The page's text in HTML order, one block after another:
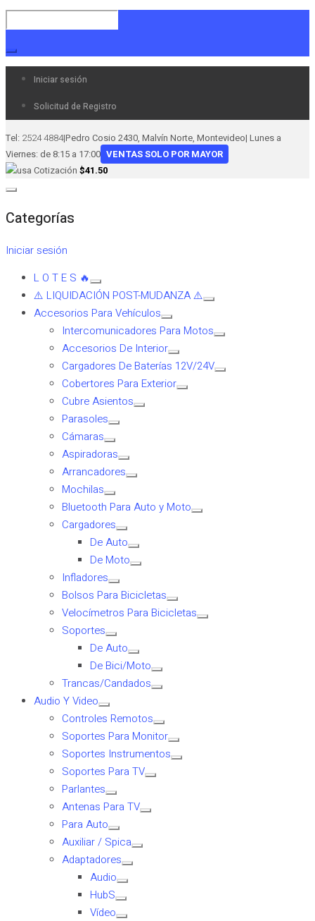
Iniciar sesión
Solicitud de Registro
Tel: 2524 4884|Pedro Cosio 2430, Malvín Norte, Montevideo| Lunes a
Viernes: de 8:15 a 17:00 VENTAS SOLO POR MAYOR
Cotización $41.50
Categorías
Iniciar sesión
L O T E S 🔥
⚠️ LIQUIDACIÓN POST-MUDANZA ⚠️
Accesorios Para Vehículos
Intercomunicadores Para Motos
Accesorios De Interior
Cargadores De Baterías 12V/24V
Cobertores Para Exterior
Cubre Asientos
Parasoles
Cámaras
Aspiradoras
Arrancadores
Mochilas
Bluetooth Para Auto y Moto
Cargadores
De Auto
De Moto
Infladores
Bolsos Para Bicicletas
Velocímetros Para Bicicletas
Soportes
De Auto
De Bici/Moto
Trancas/Candados
Audio Y Video
Controles Remotos
Soportes Para Monitor
Soportes Instrumentos
Soportes Para TV
Parlantes
Antenas Para TV
Para Auto
Auxiliar / Spica
Adaptadores
Audio
HubS
Vídeo